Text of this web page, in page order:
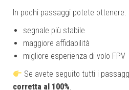
In pochi passaggi potete ottenere:
segnale più stabile
maggiore affidabilità
migliore esperienza di volo FPV
Se avete seguito tutti i
corretta al 100%.